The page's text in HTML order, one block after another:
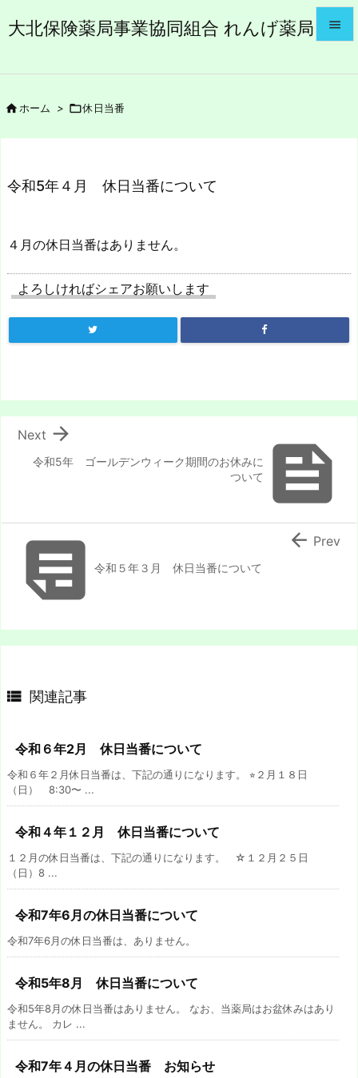
大北保険薬局事業協同組合 れんげ薬局 
メニュ

ホーム > 休日当番
令和5年４月 休日当番について
４月の休日当番はありません。
よろしければシェアお願いします

令和5年 ゴールデンウィーク期間のお休みに
ついて

Next
令和５年３月 休日当番について
 Prev
 関連記事
令和６年2月 休日当番について
令和６年２月休日当番は、下記の通りになります。 ⭐︎２月１８日
（日） 8:30〜 ...
令和４年１２月 休日当番について
１２月の休日当番は、下記の通りになります。 ☆１２月２５日
（日）8 ...
令和7年6月の休日当番について
令和7年6月の休日当番は、ありません。
令和5年8月 休日当番について
令和5年8月の休日当番はありません。 なお、当薬局はお盆休みはあり
ません。 カレ ...
令和7年４月の休日当番 お知らせ